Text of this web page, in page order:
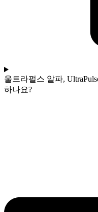
울트라펄스 알파,
하나요?